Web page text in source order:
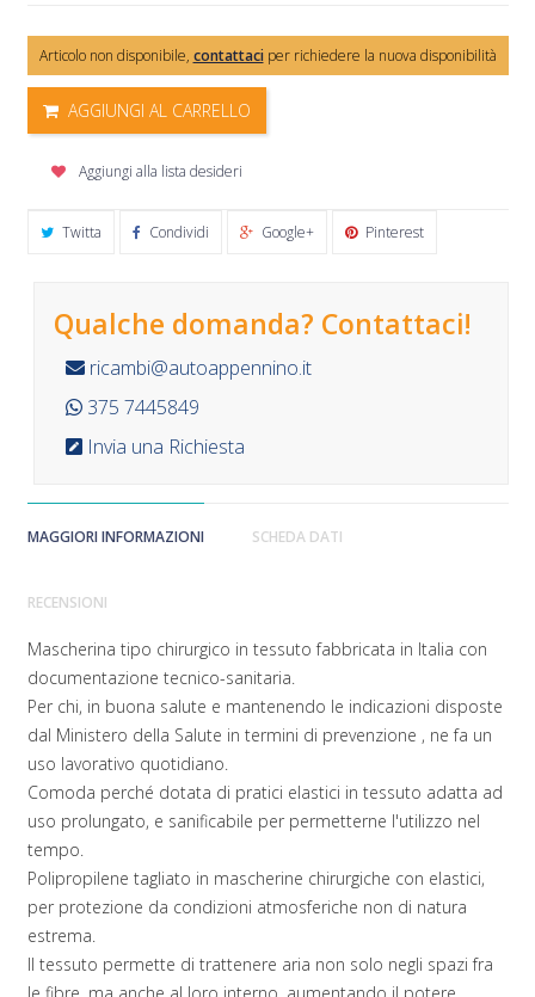
Articolo non disponibile, contattaciper richiedere la nuova disponibilità
AGGIUNGI AL CARRELLO
Aggiungi alla lista desideri
Twitta Condividi Google+ Pinterest
Qualche domanda? Contattaci!
ricambi@autoappennino.it
375 7445849
Invia una Richiesta
MAGGIORI INFORMAZIONI SCHEDA DATI
RECENSIONI
Mascherina tipo chirurgico in tessuto fabbricata in Italia con
documentazione tecnico-sanitaria.
Per chi, in buona salute e mantenendo le indicazioni disposte
dal Ministero della Salute in termini di prevenzione , ne fa un
uso lavorativo quotidiano.
Comoda perché dotata di pratici elastici in tessuto adatta ad
uso prolungato, e sanificabile per permetterne l'utilizzo nel
tempo.
Polipropilene tagliato in mascherine chirurgiche con elastici,
per protezione da condizioni atmosferiche non di natura
estrema.
Il tessuto permette di trattenere aria non solo negli spazi fra
le fibre, ma anche al loro interno, aumentando il potere